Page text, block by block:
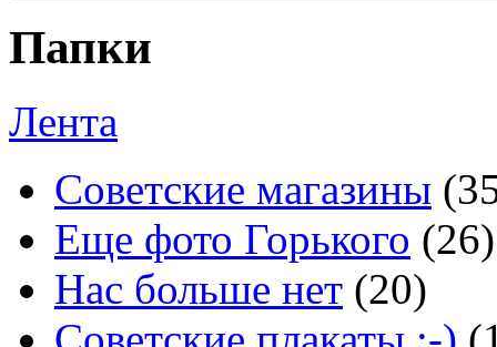
Папки
Лента
Советские магазины
Еще фото Горького (26)
Нас больше нет (20)